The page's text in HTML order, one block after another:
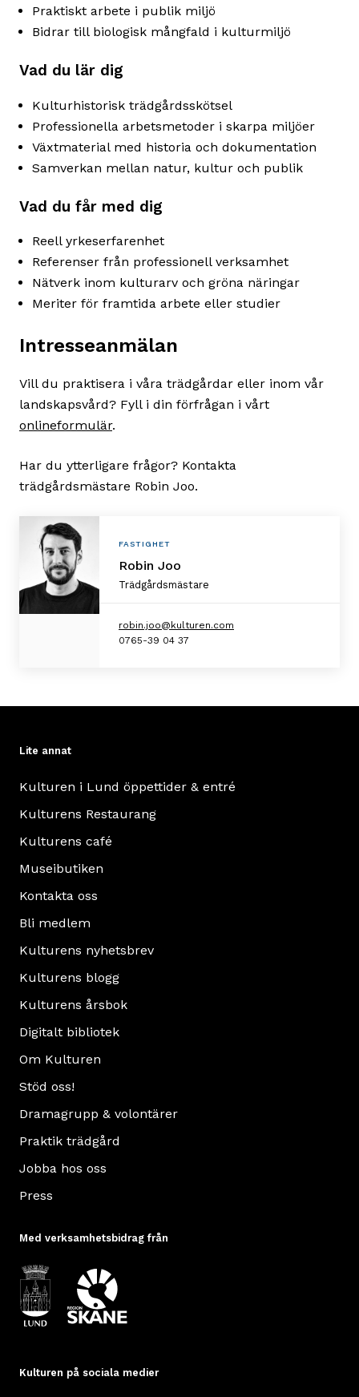
Praktiskt arbete i publik miljö
Bidrar till biologisk mångfald i kulturmiljö
Vad du lär dig
Kulturhistorisk trädgårdsskötsel
Professionella arbetsmetoder i skarpa miljöer
Växtmaterial med historia och dokumentation
Samverkan mellan natur, kultur och publik
Vad du får med dig
Reell yrkeserfarenhet
Referenser från professionell verksamhet
Nätverk inom kulturarv och gröna näringar
Meriter för framtida arbete eller studier
Intresseanmälan
Vill du praktisera i våra trädgårdar eller inom vår
landskapsvård? Fyll i din förfrågan i vårt
onlineformulär.
Har du ytterligare frågor? Kontakta
trädgårdsmästare Robin Joo.
Personlig
information
FASTIGHET
Robin Joo
Trädgårdsmästare
robin.joo@kulturen.com
0765-39 04 37
Lite annat
Kulturen i Lund öppettider & entré
Kulturens Restaurang
Kulturens café
Museibutiken
Kontakta oss
Bli medlem
Kulturens nyhetsbrev
Kulturens blogg
Kulturens årsbok
Digitalt bibliotek
Om Kulturen
Stöd oss!
Dramagrupp & volontärer
Praktik trädgård
Jobba hos oss
Press
Med verksamhetsbidrag från
Kulturen på sociala medier